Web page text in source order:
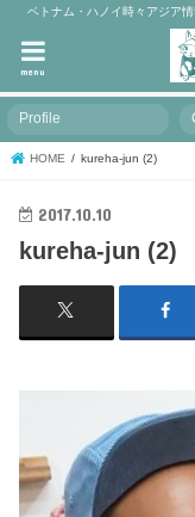
ベトナム・ハノイ時々アジア
menu
Profile
HOME kureha-jun (2)
2017.10.10
kureha-jun (2)